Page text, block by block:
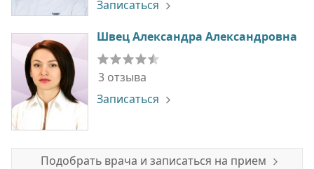
Записаться
Швец Александра Александровна
3 отзыва
Записаться
Подобрать врача и записаться на прием